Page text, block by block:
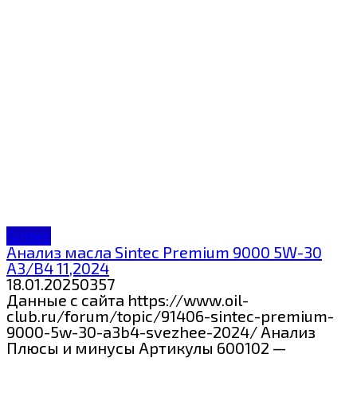
Sintec
Анализ масла Sintec Premium 9000 5W-30
A3/B4 11,2024
18.01.20250357
Данные с сайта https://www.oil-
club.ru/forum/topic/91406-sintec-premium-
9000-5w-30-a3b4-svezhee-2024/ Анализ
Плюсы и минусы Артикулы 600102 —